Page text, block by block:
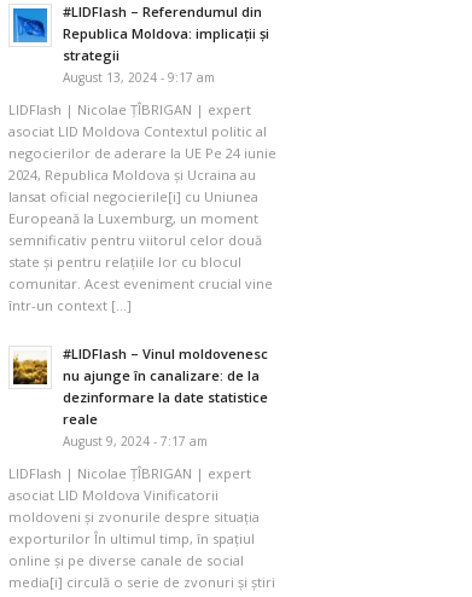
#LIDFlash – Referendumul din
Republica Moldova: implicații și
strategii
August 13, 2024 - 9:17 am
LIDFlash | Nicolae ȚÎBRIGAN | expert
asociat LID Moldova Contextul politic al
negocierilor de aderare la UE Pe 24 iunie
2024, Republica Moldova și Ucraina au
lansat oficial negocierile[i] cu Uniunea
Europeană la Luxemburg, un moment
semnificativ pentru viitorul celor două
state și pentru relațiile lor cu blocul
comunitar. Acest eveniment crucial vine
într-un context […]
#LIDFlash – Vinul moldovenesc
nu ajunge în canalizare: de la
dezinformare la date statistice
reale
August 9, 2024 - 7:17 am
LIDFlash | Nicolae ȚÎBRIGAN | expert
asociat LID Moldova Vinificatorii
moldoveni și zvonurile despre situația
exporturilor În ultimul timp, în spațiul
online și pe diverse canale de social
media[i] circulă o serie de zvonuri și știri